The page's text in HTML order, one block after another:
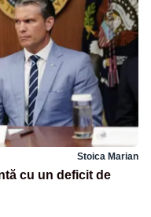
Stoica Marian
cu un deficit de